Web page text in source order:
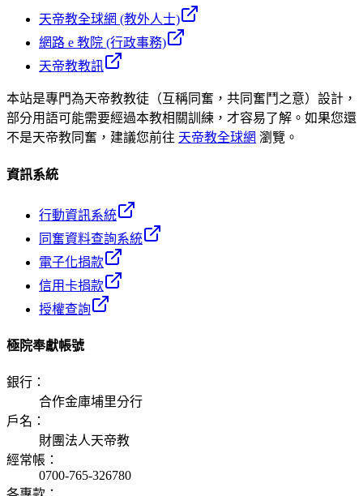
天帝教全球網 (教外人士)
網路 e 教院 (行政事務)
天帝教教訊
本站是專門為天帝教教徒（互稱同奮，共同奮鬥之意）設計，
部分用語可能需要經過本教相關訓練，才容易了解。如果您還
不是天帝教同奮，建議您前往 天帝教全球網 瀏覽。
資訊系統
行動資訊系統
同奮資料查詢系統
電子化捐款
信用卡捐款
授權查詢
極院奉獻帳號
銀行 ：
合作金庫埔里分行
戶名 ：
財團法人天帝教
經常帳 ：
0700-765-326780